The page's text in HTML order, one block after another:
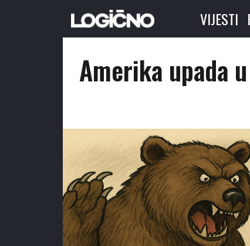
VIJESTI
Amerika upada